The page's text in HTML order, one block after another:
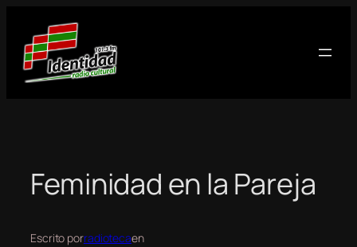
contenido
Feminidad en la Pareja
Escrito porradiotecaen